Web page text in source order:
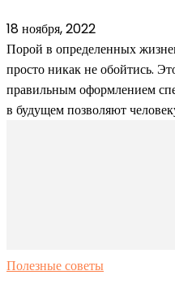
18 ноября, 2022
Порой в определенных
просто никак не обойтись.
правильным оформлением
в будущем позволяют
Полезные советы